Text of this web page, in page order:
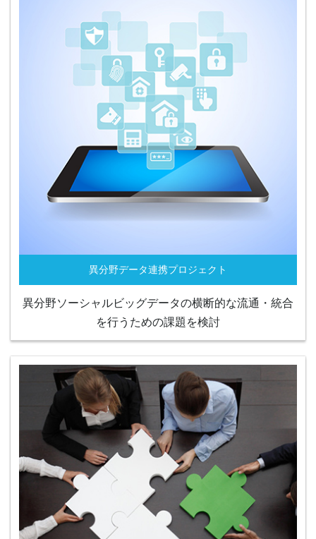
異分野データ連携プロジェクト
異分野ソーシャルビッグデータの横断的な流通・統合
を行うための課題を検討